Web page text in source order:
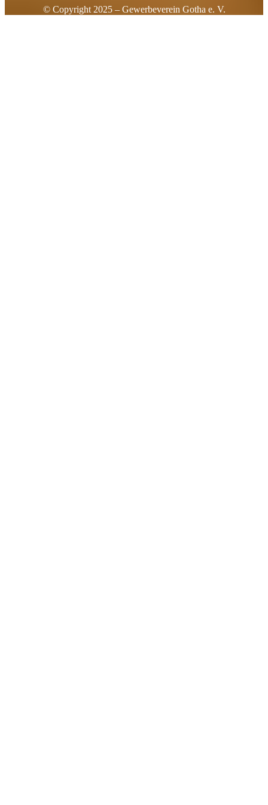
© Copyright 2025 – Gewerbeverein Gotha e. V.